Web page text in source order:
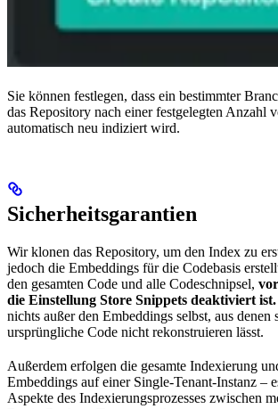
Sie können festlegen, dass ein bestimmter
das Repository nach einer festgelegten Anzahl
automatisch neu indiziert wird.
Sicherheitsgarantien
Wir klonen das Repository, um den Index zu
jedoch die Embeddings für die Codebasis
den gesamten Code und alle Codeschnipsel,
die Einstellung Store Snippets deaktiviert ist.
nichts außer den Embeddings selbst, aus denen
ursprüngliche Code nicht rekonstruieren lässt.
Außerdem erfolgen die gesamte Indexierung
Embeddings auf einer Single-Tenant-Instanz –
Aspekte des Indexierungsprozesses zwischen